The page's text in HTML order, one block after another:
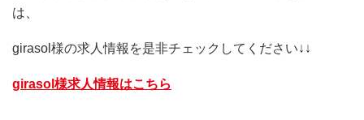
は、
girasol様の求人情報を是非チェックしてください↓↓
girasol様求人情報はこちら